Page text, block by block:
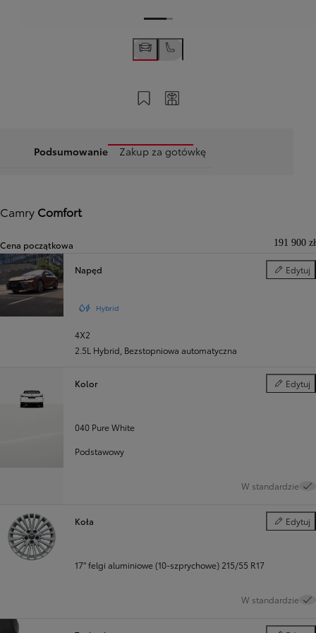
Zapisz na swoim koncie
Podsumowanie Zakup za gotówkę
Camry Comfort
Cena początkowa 191 900 zł
Napęd Edytuj
Napęd
Hybrid
4X2
2.5L Hybrid Bezstopniowa automatyczna
Kolor Edytuj
Kolor
040 Pure White
Podstawowy
W standardzie
Koła Edytuj
Koła
17" felgi aluminiowe (10-szprychowe) 215/55 R17
W standardzie